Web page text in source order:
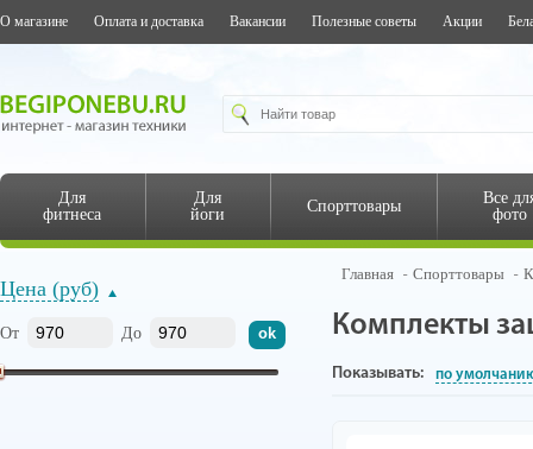
О магазине Оплата и доставка Вакансии Полезные советы Акции
Для
фитнеса
Для
йоги
Спорттовары
Все
фото
Цена (руб)
От До
Главная Спорттовары
Комплекты
Показывать: по